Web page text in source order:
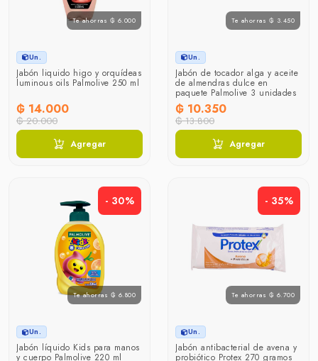
Te ahorras ₲ 6.000
Un.
Jabón liquido higo y orquídeas
luminous oils Palmolive 250 ml
₲ 14.000
₲ 20.000
Agregar
Te ahorras ₲ 3.450
Un.
Jabón de tocador alga y aceite
de almendras dulce en
paquete Palmolive 3 unidades
₲ 10.350
₲ 13.800
Agregar
Te ahorras ₲ 6.800
- 30%
Un.
Jabón líquido Kids para manos
y cuerpo Palmolive 220 ml
Te ahorras ₲ 6.700
- 35%
Un.
Jabón antibacterial de avena y
probiótico Protex 270 gramos